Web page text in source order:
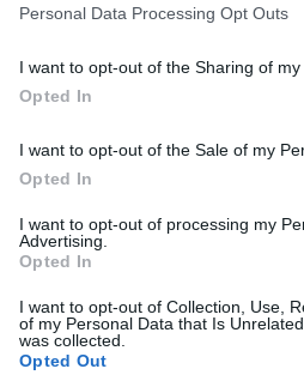
Personal Data Processing Opt Outs
I want to opt-out of the Sharing of my
Opted In
I want to opt-out of the Sale of my
Opted In
I want to opt-out of processing my
Advertising.
Opted In
I want to opt-out of Collection, Use,
of my Personal Data that Is
was collected.
Opted Out